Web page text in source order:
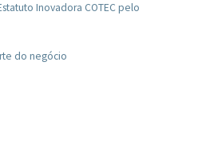
Inovadora COTEC pelo
do negócio